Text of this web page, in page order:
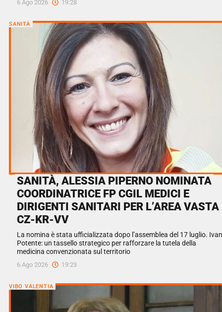
6 Ago 2026 19:28
SANITÀ
SANITÀ, ALESSIA PIPERNO NOMINATA
COORDINATRICE FP CGIL MEDICI E
DIRIGENTI SANITARI PER L’AREA VASTA
CZ-KR-VV
La nomina è stata ufficializzata dopo l’assemblea del 17 luglio. Ivan
Potente: un tassello strategico per rafforzare la tutela della
medicina convenzionata sul territorio
6 Ago 2026 19:23
VIBO VALENTIA